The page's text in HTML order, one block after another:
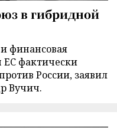
в гибридной
финансовая
ЕС фактически
России, заявил
Вучич.